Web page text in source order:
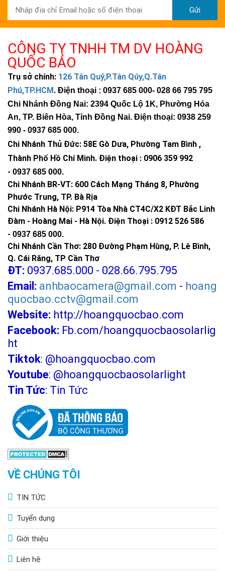
Gửi
CÔNG TY TNHH TM DV HOÀNG
QUỐC BẢO
Trụ sở chính: 126 Tân Quý,P.Tân Qúy,Q.Tân
Phú,TP.HCM . Điện thoại : 0937 685 000- 028 66 795 795
Chi Nhánh Đồng Nai: 2394 Quốc Lộ 1K, Phường Hóa
An, TP. Biên Hòa, Tỉnh Đồng Nai. Điện thoại: 0938 259
990 - 0937 685 000.
Chi Nhánh Thủ Đức: 58E Gò Dưa, Phường Tam Bình ,
Thành Phố Hồ Chí Minh. Điện thoại : 0906 359 992
- 0937 685 000.
Chi Nhánh BR-VT: 600 Cách Mạng Tháng 8, Phường
Phước Trung, TP. Bà Rịa
Chi Nhánh Hà Nội: P914 Tòa Nhà CT4C/X2 KĐT Bắc Linh
Đàm - Hoàng Mai - Hà Nội. Điện Thoại : 0912 526 586
- 0937 685 000.
Chi Nhánh Cần Thơ: 280 Đường Phạm Hùng, P. Lê Bình,
Q. Cái Răng, TP Cần Thơ
ĐT: 0937.685.000 - 028.66.795.795
Email: anhbaocamera@gmail.com - hoang
quocbao.cctv@gmail.com
Website: http://hoangquocbao.com
Facebook: Fb.com/hoangquocbaosolarlig
ht
Tiktok: @hoangquocbao.com
Youtube: @hoangquocbaosolarlight
Tin Tức: Tin Tức
VỀ CHÚNG TÔI
TIN TỨC
Tuyển dụng
Giới thiệu
Liên hệ